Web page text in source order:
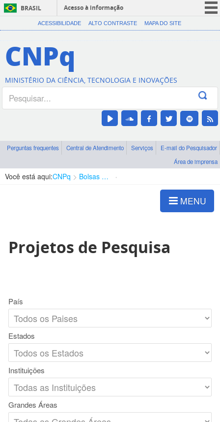
BRASIL
Acesso à informação
CORONAVÍRUS (COVID-19)
Canais
ACESSIBILIDADE ALTO CONTRASTE MAPA DO SITE
CNPq
MINISTÉRIO DA CIÊNCIA, TECNOLOGIA E INOVAÇÕES
Perguntas frequentes Central de Atendimento Serviços
E-mail do Pesquisador
Área de imprensa
Você está aqui:CNPq Bolsas e Auxílios Vigentes
MENU
Projetos de Pesquisa
País
Estados
Instituições
Grandes Áreas